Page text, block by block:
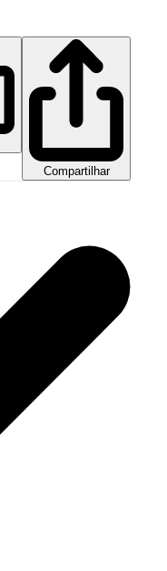
Compartilhar